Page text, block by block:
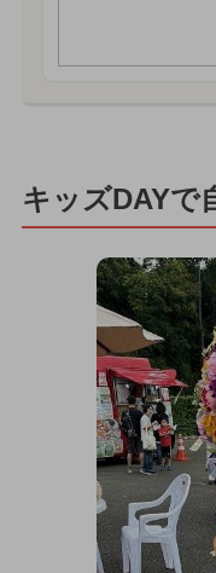
キッズDAYで